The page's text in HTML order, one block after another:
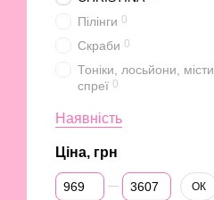
Пілінги 0
Скраби 0
Тоніки, лосьйони, місти,
спреї 0
Наявність
Ціна, грн
Від Ціна, грн
До Ціна, грн ОК